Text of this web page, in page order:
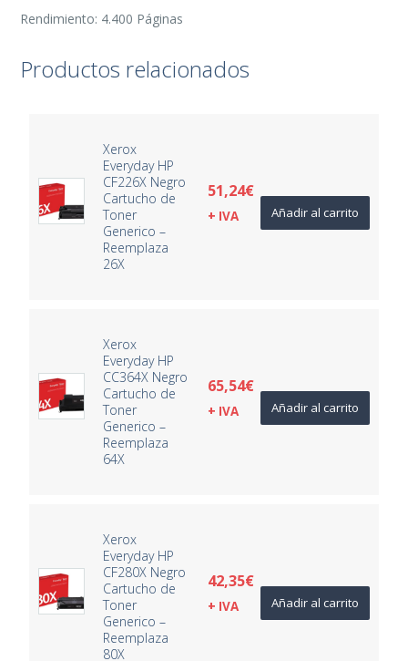
Rendimiento: 4.400 Páginas
Productos relacionados
Xerox
Everyday HP
CF226X Negro
Cartucho de
Toner
Generico –
Reemplaza
26X
51,24€
+ IVA Añadir al carrito
Xerox
Everyday HP
CC364X Negro
Cartucho de
Toner
Generico –
Reemplaza
64X
65,54€
+ IVA Añadir al carrito
Xerox
Everyday HP
CF280X Negro
Cartucho de
Toner
Generico –
Reemplaza
80X
42,35€
+ IVA Añadir al carrito